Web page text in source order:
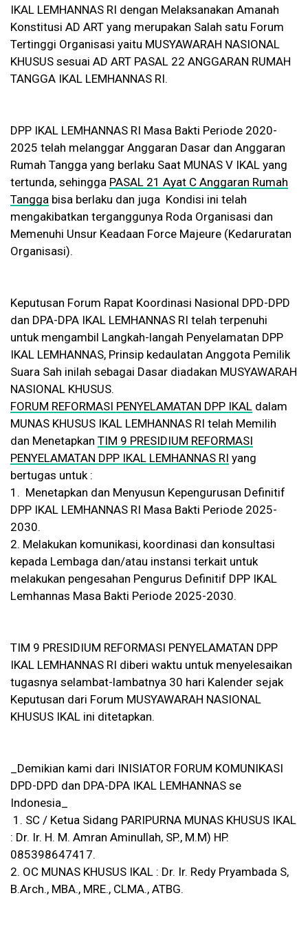
IKAL LEMHANNAS RI dengan Melaksanakan Amanah
Konstitusi AD ART yang merupakan Salah satu Forum
Tertinggi Organisasi yaitu MUSYAWARAH NASIONAL
KHUSUS sesuai AD ART PASAL 22 ANGGARAN RUMAH
TANGGA IKAL LEMHANNAS RI.
DPP IKAL LEMHANNAS RI Masa Bakti Periode 2020-
2025 telah melanggar Anggaran Dasar dan Anggaran
Rumah Tangga yang berlaku Saat MUNAS V IKAL yang
tertunda, sehingga PASAL 21 Ayat C Anggaran Rumah
Tangga bisa berlaku dan juga Kondisi ini telah
mengakibatkan terganggunya Roda Organisasi dan
Memenuhi Unsur Keadaan Force Majeure (Kedaruratan
Organisasi).
Keputusan Forum Rapat Koordinasi Nasional DPD-DPD
dan DPA-DPA IKAL LEMHANNAS RI telah terpenuhi
untuk mengambil Langkah-langah Penyelamatan DPP
IKAL LEMHANNAS, Prinsip kedaulatan Anggota Pemilik
Suara Sah inilah sebagai Dasar diadakan MUSYAWARAH
NASIONAL KHUSUS.
FORUM REFORMASI PENYELAMATAN DPP IKAL dalam
MUNAS KHUSUS IKAL LEMHANNAS RI telah Memilih
dan Menetapkan TIM 9 PRESIDIUM REFORMASI
PENYELAMATAN DPP IKAL LEMHANNAS RI yang
bertugas untuk :
1. Menetapkan dan Menyusun Kepengurusan Definitif
DPP IKAL LEMHANNAS RI Masa Bakti Periode 2025-
2030.
2. Melakukan komunikasi, koordinasi dan konsultasi
kepada Lembaga dan/atau instansi terkait untuk
melakukan pengesahan Pengurus Definitif DPP IKAL
Lemhannas Masa Bakti Periode 2025-2030.
TIM 9 PRESIDIUM REFORMASI PENYELAMATAN DPP
IKAL LEMHANNAS RI diberi waktu untuk menyelesaikan
tugasnya selambat-lambatnya 30 hari Kalender sejak
Keputusan dari Forum MUSYAWARAH NASIONAL
KHUSUS IKAL ini ditetapkan.
_Demikian kami dari INISIATOR FORUM KOMUNIKASI
DPD-DPD dan DPA-DPA IKAL LEMHANNAS se
Indonesia_
1. SC / Ketua Sidang PARIPURNA MUNAS KHUSUS IKAL
: Dr. Ir. H. M. Amran Aminullah, SP., M.M) HP.
085398647417.
2. OC MUNAS KHUSUS IKAL : Dr. Ir. Redy Pryambada S,
B.Arch., MBA., MRE., CLMA., ATBG.